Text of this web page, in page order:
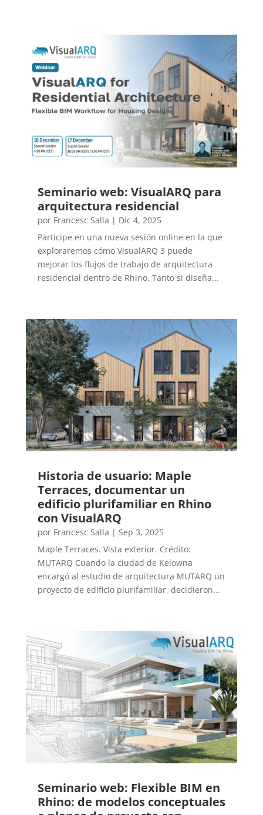
Seminario web: VisualARQ para
arquitectura residencial
por Francesc Salla | Dic 4, 2025
Participe en una nueva sesión online en la que
exploraremos cómo VisualARQ 3 puede
mejorar los flujos de trabajo de arquitectura
residencial dentro de Rhino. Tanto si diseña...
Historia de usuario: Maple
Terraces, documentar un
edificio plurifamiliar en Rhino
con VisualARQ
por Francesc Salla | Sep 3, 2025
Maple Terraces. Vista exterior. Crédito:
MUTARQ Cuando la ciudad de Kelowna
encargó al estudio de arquitectura MUTARQ un
proyecto de edificio plurifamiliar, decidieron...
Seminario web: Flexible BIM en
Rhino: de modelos conceptuales